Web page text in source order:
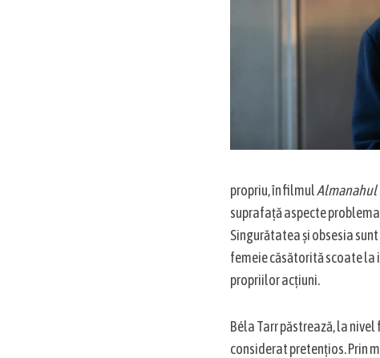
propriu, în filmulAlmanahul
suprafață aspecte
Singurătatea și obsesia
femeie căsătorită scoate la
propriilor acțiuni.
Béla Tarr păstrează, la
considerat pretențios. Prin